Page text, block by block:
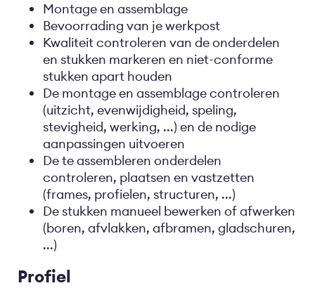
Montage en assemblage
Bevoorrading van je werkpost
Kwaliteit controleren van de onderdelen
en stukken markeren en niet-conforme
stukken apart houden
De montage en assemblage controleren
(uitzicht, evenwijdigheid, speling,
stevigheid, werking, ...) en de nodige
aanpassingen uitvoeren
De te assembleren onderdelen
controleren, plaatsen en vastzetten
(frames, profielen, structuren, ...)
De stukken manueel bewerken of afwerken
(boren, afvlakken, afbramen, gladschuren,
...)
Profiel